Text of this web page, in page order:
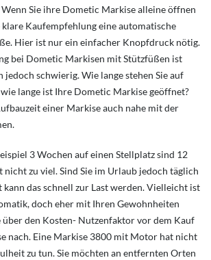
Sie ihre Dometic Markise alleine öffnen
Kaufempfehlung eine automatische
Hier ist nur ein einfacher Knopfdruck nötig.
bei Dometic Markisen mit Stützfüßen ist
jedoch schwierig. Wie lange stehen Sie auf
lange ist Ihre Dometic Markise geöffnet?
einer Markise auch nahe mit der
3 Wochen auf einen Stellplatz sind 12
zu viel. Sind Sie im Urlaub jedoch täglich
kann das schnell zur Last werden. Vielleicht ist
doch eher mit Ihren Gewohnheiten
über den Kosten- Nutzenfaktor vor dem Kauf
nach. Eine Markise 3800 mit Motor hat nicht
zu tun. Sie möchten an entfernten Orten